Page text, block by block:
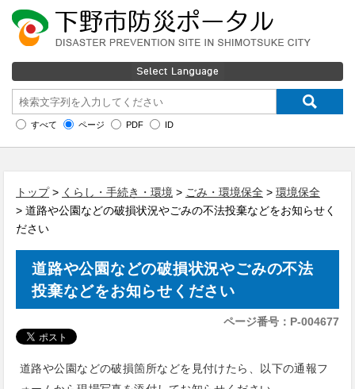
すべて ページ PDF ID
トップ> くらし・手続き・環境 > ごみ・環境保全 > 環境保全
> 道路や公園などの破損状況やごみの不法投棄などをお知らせく
ださい
道路や公園などの破損状況やごみの不法
投棄などをお知らせください
ページ番号：P-004677
道路や公園などの破損箇所などを見付けたら、以下の通報フ